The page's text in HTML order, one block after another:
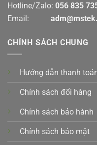
Hotline/Zalo: 056 835
Email:
CHÍNH SÁCH CHUNG
Hướng dẫn thanh
Chính sách đổi hàng
Chính sách bảo hành
Chính sách bảo mật